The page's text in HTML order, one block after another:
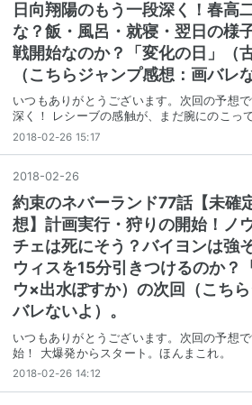
日向翔陽のもう一段深く！春高
な？飯・風呂・就寝・翌日の様
戦開始なのか？「変化の日」（
（こちらジャンプ感想：画バレ
いつもありがとうございます。次回の予想
深く！ レシーブの感触が、まだ腕にのこっ
2018-02-26 15:17
2018-02-26
約束のネバーランド77話【未確
想】計画実行・狩りの開始！ノ
チェは死にそう？バイヨンは強
ウィスを15分引きつけるのか？
ウ×出水ぽすか）の次回（こち
バレないよ）。
いつもありがとうございます。次回の予想
始！ 大爆発からスタート。ほんまこれ。
2018-02-26 14:12